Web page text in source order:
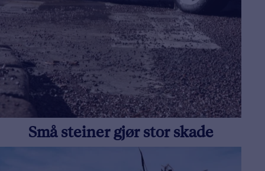
​Små steiner gjør stor skade